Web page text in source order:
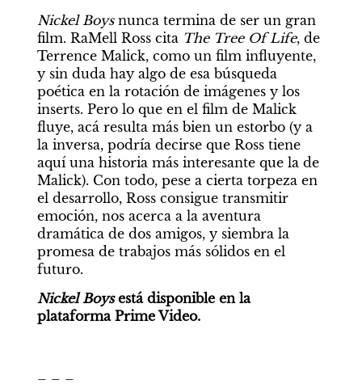
Nickel Boys nunca termina de ser un gran
film. RaMell Ross cita The Tree Of Life, de
Terrence Malick, como un film influyente,
y sin duda hay algo de esa búsqueda
poética en la rotación de imágenes y los
inserts. Pero lo que en el film de Malick
fluye, acá resulta más bien un estorbo (y a
la inversa, podría decirse que Ross tiene
aquí una historia más interesante que la de
Malick). Con todo, pese a cierta torpeza en
el desarrollo, Ross consigue transmitir
emoción, nos acerca a la aventura
dramática de dos amigos, y siembra la
promesa de trabajos más sólidos en el
futuro.
Nickel Boys está disponible en la
plataforma Prime Video.